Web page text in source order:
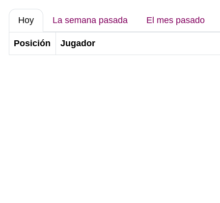
Hoy La semana pasada El mes pasado
Posición Jugador